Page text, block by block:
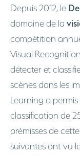
Depuis 2012, le
domaine de la
compétition
Visual
détecter et
scènes dans les
Learning a
classification de
prémisses de
suivantes ont vu